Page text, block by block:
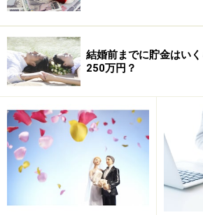
結婚前までに貯金はい
250万円？